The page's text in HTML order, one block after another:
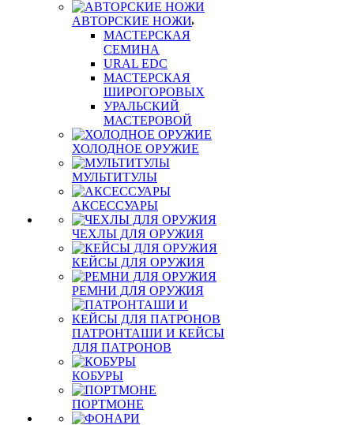
АВТОРСКИЕ НОЖИ
МАСТЕРСКАЯ
СЕМИНА
URAL EDC
МАСТЕРСКАЯ
ШИРОГОРОВЫХ
УРАЛЬСКИЙ
МАСТЕРОВОЙ
ХОЛОДНОЕ ОРУЖИЕ
МУЛЬТИТУЛЫ
АКСЕССУАРЫ
ЧЕХЛЫ ДЛЯ ОРУЖИЯ
КЕЙСЫ ДЛЯ ОРУЖИЯ
РЕМНИ ДЛЯ ОРУЖИЯ
ПАТРОНТАШИ И КЕЙСЫ
ДЛЯ ПАТРОНОВ
КОБУРЫ
ПОРТМОНЕ